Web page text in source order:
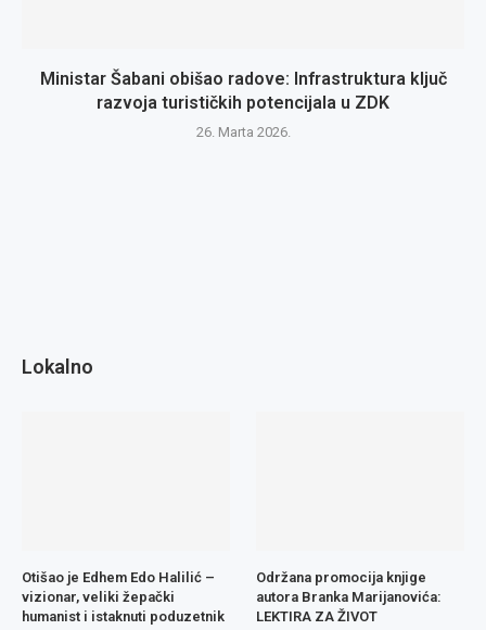
Ministar Šabani obišao radove: Infrastruktura ključ
razvoja turističkih potencijala u ZDK
26. Marta 2026.
Lokalno
Otišao je Edhem Edo Halilić –
vizionar, veliki žepački
humanist i istaknuti poduzetnik
Održana promocija knjige
autora Branka Marijanovića:
LEKTIRA ZA ŽIVOT